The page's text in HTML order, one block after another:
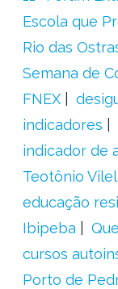
Escola que
Rio das
Semana de
FNEX
indicadores
indicador de
Teotônio
educação
Ibipeba
cursos
Porto de